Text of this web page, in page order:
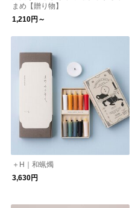
まめ【贈り物】
1,210円～
＋H｜和蝋燭
3,630円